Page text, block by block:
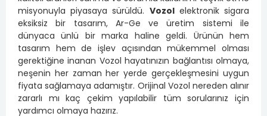
misyonuyla piyasaya sürüldü. Vozolelektronik sigara
eksiksiz bir tasarım, Ar-Ge ve üretim sistemi ile
dünyaca ünlü bir marka haline geldi. Ürünün hem
tasarım hem de işlev açısından mükemmel olması
gerektiğine inanan Vozol hayatınızın bağlantısı olmaya,
neşenin her zaman her yerde gerçekleşmesini uygun
fiyata sağlamaya adamıştır. Orijinal Vozol nereden alınır
zararlı mı kaç çekim yapılabilir tüm sorularınız için
yardımcı olmaya hazırız.